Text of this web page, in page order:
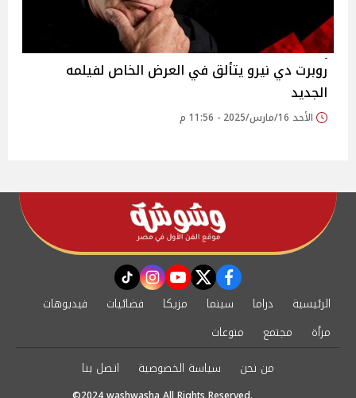
روبرت دي نيرو يتألق في العرض الخاص لفيلمه
الجديد
الأحد 16/مارس/2025 - 11:56 م
facebook
twitter
youtube
instagram
tiktok
الرئيسية دراما سينما مزيكا فضائيات
فيديوهات
مرأة
مجتمع
منوعات
من نحن
سياسة الخصوصية اتصل بنا